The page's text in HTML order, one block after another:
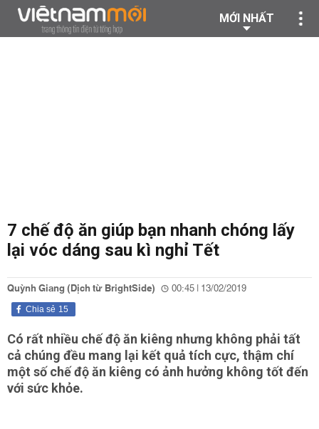
MỚI NHẤT
7 chế độ ăn giúp bạn nhanh chóng lấy
lại vóc dáng sau kì nghỉ Tết
Quỳnh Giang (Dịch từ BrightSide) 00:45 | 13/02/2019
15
Chia sẻ
Có rất nhiều chế độ ăn kiêng nhưng không phải tất
cả chúng đều mang lại kết quả tích cực, thậm chí
một số chế độ ăn kiêng có ảnh hưởng không tốt đến
với sức khỏe.